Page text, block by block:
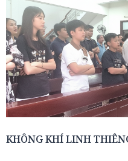
KHÔNG KHÍ LINH